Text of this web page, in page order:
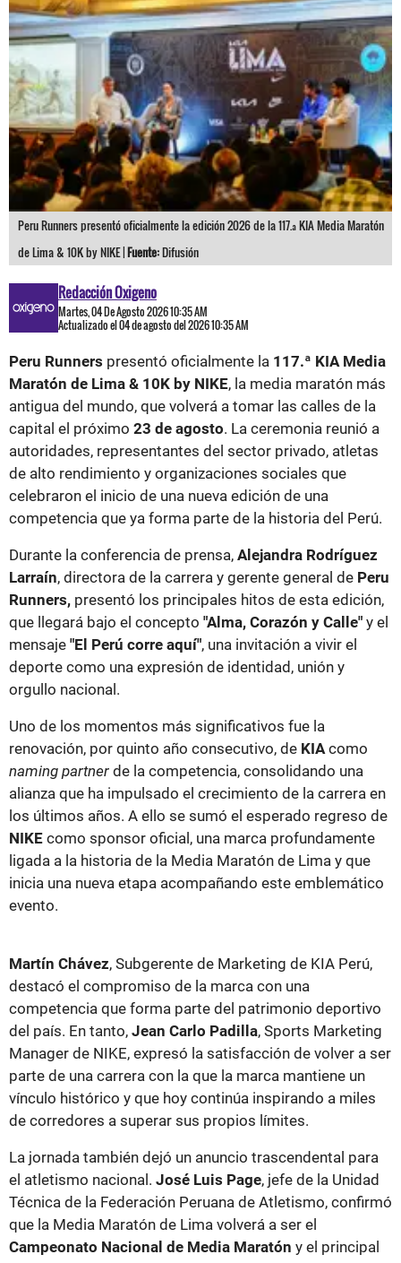
Peru Runners presentó oficialmente la edición 2026 de la 117.ª KIA Media Maratón
de Lima & 10K by NIKE |Fuente:Difusión
Redacción Oxigeno
Martes, 04 De Agosto 2026 10:35 AM
Actualizado el 04 de agosto del 2026 10:35 AM
Peru Runners presentó oficialmente la 117.ª KIA Media
Maratón de Lima & 10K by NIKE, la media maratón más
antigua del mundo, que volverá a tomar las calles de la
capital el próximo 23 de agosto. La ceremonia reunió a
autoridades, representantes del sector privado, atletas
de alto rendimiento y organizaciones sociales que
celebraron el inicio de una nueva edición de una
competencia que ya forma parte de la historia del Perú.
Durante la conferencia de prensa, Alejandra Rodríguez
Larraín, directora de la carrera y gerente general de Peru
Runners, presentó los principales hitos de esta edición,
que llegará bajo el concepto "Alma, Corazón y Calle" y el
mensaje "El Perú corre aquí", una invitación a vivir el
deporte como una expresión de identidad, unión y
orgullo nacional.
Uno de los momentos más significativos fue la
renovación, por quinto año consecutivo, de KIA como
naming partner de la competencia, consolidando una
alianza que ha impulsado el crecimiento de la carrera en
los últimos años. A ello se sumó el esperado regreso de
NIKE como sponsor oficial, una marca profundamente
ligada a la historia de la Media Maratón de Lima y que
inicia una nueva etapa acompañando este emblemático
evento.
Martín Chávez, Subgerente de Marketing de KIA Perú,
destacó el compromiso de la marca con una
competencia que forma parte del patrimonio deportivo
del país. En tanto, Jean Carlo Padilla, Sports Marketing
Manager de NIKE, expresó la satisfacción de volver a ser
parte de una carrera con la que la marca mantiene un
vínculo histórico y que hoy continúa inspirando a miles
de corredores a superar sus propios límites.
La jornada también dejó un anuncio trascendental para
el atletismo nacional. José Luis Page, jefe de la Unidad
Técnica de la Federación Peruana de Atletismo, confirmó
que la Media Maratón de Lima volverá a ser el
Campeonato Nacional de Media Maratón y el principal